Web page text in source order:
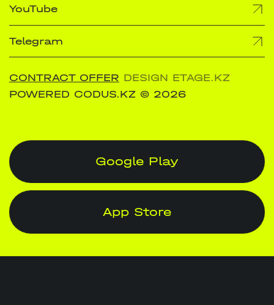
YouTube
Telegram
CONTRACT OFFER DESIGN ETAGE.KZ
POWERED CODUS.KZ © 2026
Google Play
App Store